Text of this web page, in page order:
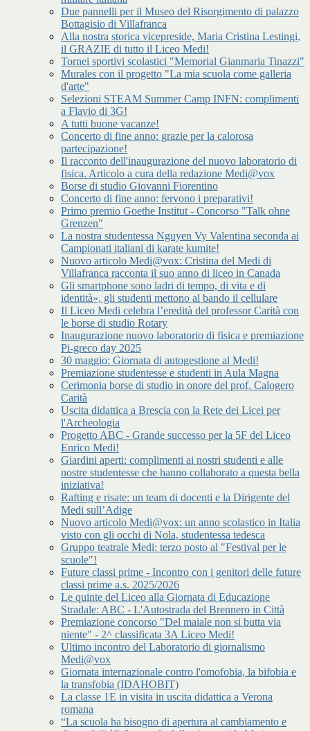
Due pannelli per il Museo del Risorgimento di palazzo
Bottagisio di Villafranca
Alla nostra storica vicepreside, Maria Cristina Lestingi,
il GRAZIE di tutto il Liceo Medi!
Tornei sportivi scolastici "Memorial Gianmaria Tinazzi"
Murales con il progetto "La mia scuola come galleria
d'arte"
Selezioni STEAM Summer Camp INFN: complimenti
a Flavio di 3G!
A tutti buone vacanze!
Concerto di fine anno: grazie per la calorosa
partecipazione!
Il racconto dell'inaugurazione del nuovo laboratorio di
fisica. Articolo a cura della redazione Medi@vox
Borse di studio Giovanni Fiorentino
Concerto di fine anno: fervono i preparativi!
Primo premio Goethe Institut - Concorso "Talk ohne
Grenzen"
La nostra studentessa Nguyen Vy Valentina seconda ai
Campionati italiani di karate kumite!
Nuovo articolo Medi@vox: Cristina del Medi di
Villafranca racconta il suo anno di liceo in Canada
Gli smartphone sono ladri di tempo, di vita e di
identità», gli studenti mettono al bando il cellulare
Il Liceo Medi celebra l’eredità del professor Carità con
le borse di studio Rotary
Inaugurazione nuovo laboratorio di fisica e premiazione
Pi-greco day 2025
30 maggio: Giornata di autogestione al Medi!
Premiazione studentesse e studenti in Aula Magna
Cerimonia borse di studio in onore del prof. Calogero
Carità
Uscita didattica a Brescia con la Rete dei Licei per
l'Archeologia
Progetto ABC - Grande successo per la 5F del Liceo
Enrico Medi!
Giardini aperti: complimenti ai nostri studenti e alle
nostre studentesse che hanno collaborato a questa bella
iniziativa!
Rafting e risate: un team di docenti e la Dirigente del
Medi sull’Adige
Nuovo articolo Medi@vox: un anno scolastico in Italia
visto con gli occhi di Nola, studentessa tedesca
Gruppo teatrale Medi: terzo posto al "Festival per le
scuole"!
Future classi prime - Incontro con i genitori delle future
classi prime a.s. 2025/2026
Le quinte del Liceo alla Giornata di Educazione
Stradale: ABC - L'Autostrada del Brennero in Città
Premiazione concorso "Del maiale non si butta via
niente" - 2^ classificata 3A Liceo Medi!
Ultimo incontro del Laboratorio di giornalismo
Medi@vox
Giornata internazionale contro l'omofobia, la bifobia e
la transfobia (IDAHOBIT)
La classe 1E in visita in uscita didattica a Verona
romana
“La scuola ha bisogno di apertura al cambiamento e